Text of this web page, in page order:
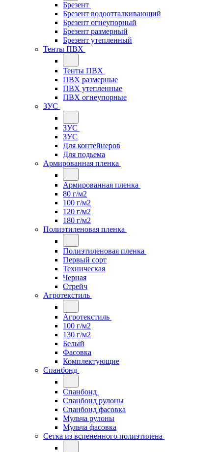
Брезент
Брезент водоотталкивающий
Брезент огнеупорный
Брезент размерный
Брезент утепленный
Тенты ПВХ
Тенты ПВХ
ПВХ размерные
ПВХ утепленные
ПВХ огнеупорные
ЗУС
ЗУС
ЗУС
Для контейнеров
Для подьема
Армированная пленка
Армированная пленка
80 г/м2
100 г/м2
120 г/м2
180 г/м2
Полиэтиленовая пленка
Полиэтиленовая пленка
Первый сорт
Техническая
Черная
Стрейч
Агротекстиль
Агротекстиль
100 г/м2
130 г/м2
Белый
Фасовка
Комплектующие
Спанбонд
Спанбонд
Спанбонд рулоны
Спанбонд фасовка
Мульча рулоны
Мульча фасовка
Сетка из вспененного полиэтилена